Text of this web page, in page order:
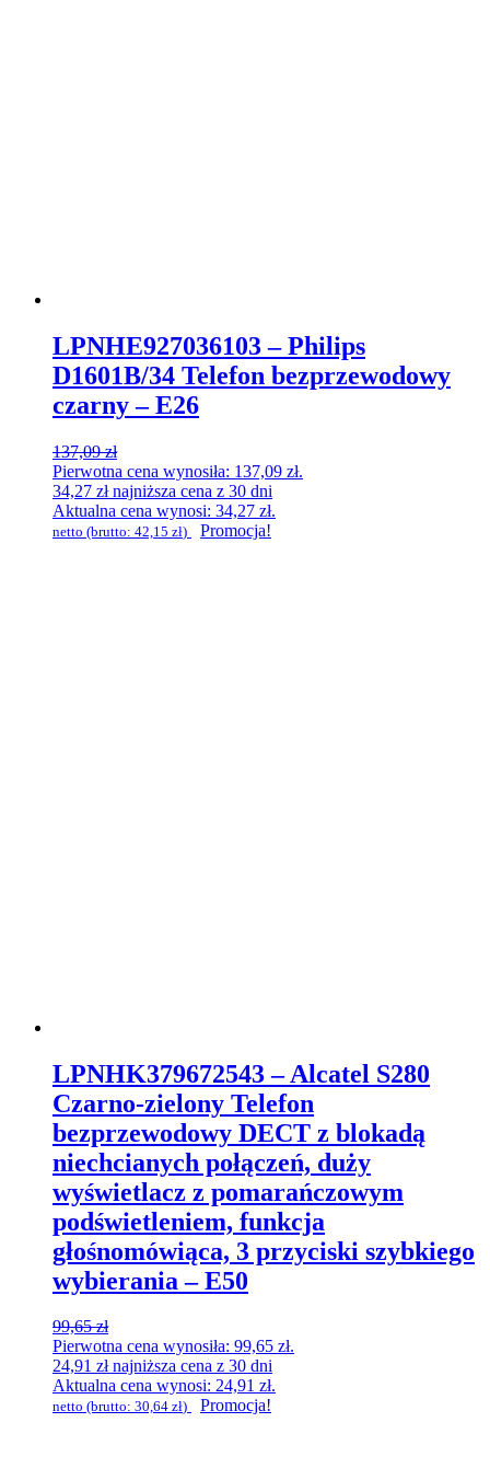
LPNHE927036103 – Philips
D1601B/34 Telefon bezprzewodowy
czarny – E26
137,09zł
Pierwotna cena wynosiła: 137,09 zł.
34,27 złnajniższa cena z 30 dni
Aktualna cena wynosi: 34,27 zł.
netto (brutto: 42,15 zł) Promocja!
LPNHK379672543 – Alcatel S280
Czarno-zielony Telefon
bezprzewodowy DECT z blokadą
niechcianych połączeń, duży
wyświetlacz z pomarańczowym
podświetleniem, funkcja
głośnomówiąca, 3 przyciski szybkiego
wybierania – E50
99,65zł
Pierwotna cena wynosiła: 99,65 zł.
24,91 złnajniższa cena z 30 dni
Aktualna cena wynosi: 24,91 zł.
netto (brutto: 30,64 zł) Promocja!